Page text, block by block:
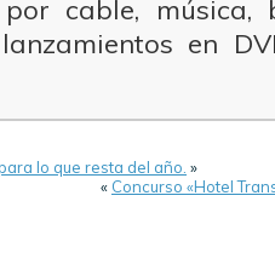
cable, música,
en
lo que resta del año. »
« Concurso «Hotel